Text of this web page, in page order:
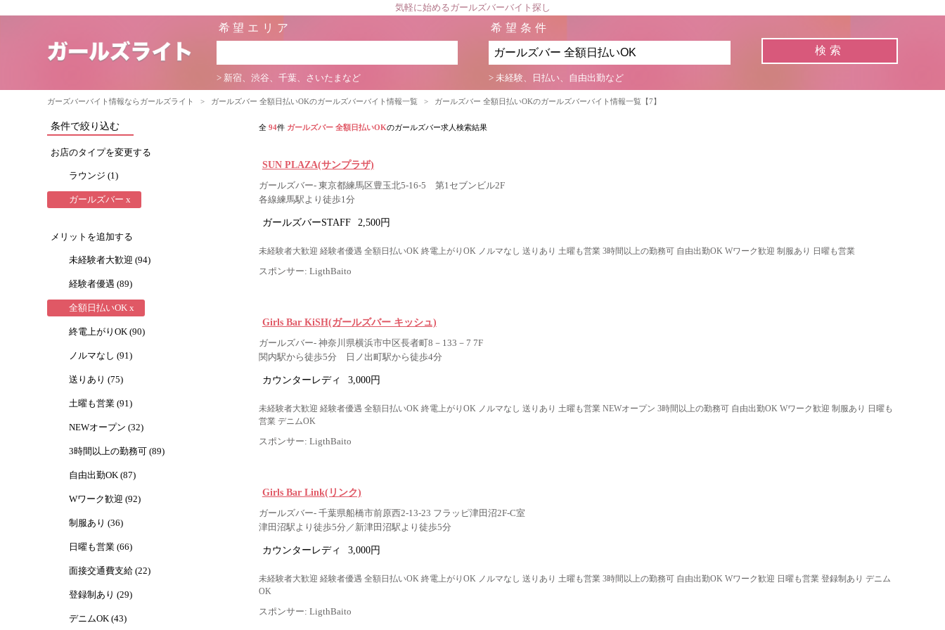
気軽に始めるガールズバーバイト探し
希望エリア
> 新宿、渋谷、千葉、さいたまなど
希望条件
> 未経験、日払い、自由出勤など
ガーズバーバイト情報ならガールズライト > ガールズバー 全額日払いOKのガールズバーバイト情報一覧 > ガールズバー 全額日払いOKのガールズバーバイト情報一覧【7】
条件で絞り込む
お店のタイプを変更する
ラウンジ (1)
ガールズバー x
メリットを追加する
未経験者大歓迎 (94)
経験者優遇 (89)
全額日払いOK x
終電上がりOK (90)
ノルマなし (91)
送りあり (75)
土曜も営業 (91)
NEWオープン (32)
3時間以上の勤務可 (89)
自由出勤OK (87)
Wワーク歓迎 (92)
制服あり (36)
日曜も営業 (66)
面接交通費支給 (22)
登録制あり (29)
デニムOK (43)
全 94件 ガールズバー 全額日払いOKのガールズバー求人検索結果
SUN PLAZA(サンプラザ)
ガールズバー- 東京都練馬区豊玉北5-16-5 第1セブンビル2F
各線練馬駅より徒歩1分
ガールズバーSTAFF 2,500円
未経験者大歓迎 経験者優遇 全額日払いOK 終電上がりOK ノルマなし 送りあり 土曜も営業 3時間以上の勤務可 自由出勤OK Wワーク歓迎 制服あり 日曜も営業
スポンサー: LigthBaito
Girls Bar KiSH(ガールズバー キッシュ)
ガールズバー- 神奈川県横浜市中区長者町8－133－7 7F
関内駅から徒歩5分 日ノ出町駅から徒歩4分
カウンターレディ 3,000円
未経験者大歓迎 経験者優遇 全額日払いOK 終電上がりOK ノルマなし 送りあり 土曜も営業 NEWオープン 3時間以上の勤務可 自由出勤OK Wワーク歓迎 制服あり 日曜も
営業 デニムOK
スポンサー: LigthBaito
Girls Bar Link(リンク)
ガールズバー- 千葉県船橋市前原西2-13-23 フラッピ津田沼2F-C室
津田沼駅より徒歩5分／新津田沼駅より徒歩5分
カウンターレディ 3,000円
未経験者大歓迎 経験者優遇 全額日払いOK 終電上がりOK ノルマなし 送りあり 土曜も営業 3時間以上の勤務可 自由出勤OK Wワーク歓迎 日曜も営業 登録制あり デニム
OK
スポンサー: LigthBaito